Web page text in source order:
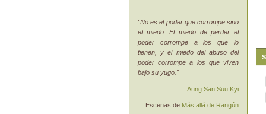
"No es el poder que corrompe sino
el miedo. El miedo de perder el
poder corrompe a los que lo
tienen, y el miedo del abuso del
poder corrompe a los que viven
bajo su yugo."
Aung San Suu Kyi
Escenas de Más allá de Rangún